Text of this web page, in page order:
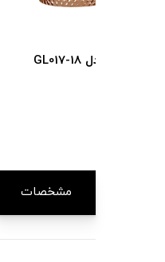
آویز شیشه ای مدل GL021
مشخصات